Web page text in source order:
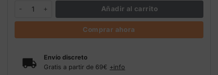
Añadir al carrito
Comprar ahora
Envío discreto
Gratis a partir de 69€ +info